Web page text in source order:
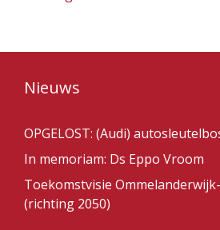
Nieuws
OPGELOST: (Audi)
In memoriam: Ds Eppo Vroom
Toekomstvisie
(richting 2050)